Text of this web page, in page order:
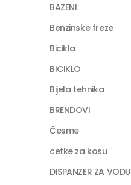
BAZENI
Benzinske freze
Bicikla
BICIKLO
Bijela tehnika
BRENDOVI
Česme
cetke za kosu
DISPANZER ZA VODU